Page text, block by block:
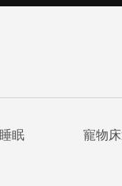
睡眠 寵物